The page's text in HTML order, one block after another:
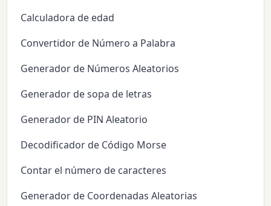
Calculadora de edad
Convertidor de Número a Palabra
Generador de Números Aleatorios
Generador de sopa de letras
Generador de PIN Aleatorio
Decodificador de Código Morse
Contar el número de caracteres
Generador de Coordenadas Aleatorias